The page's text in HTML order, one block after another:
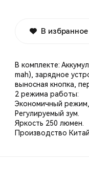
В избранное
В комплекте:
mah), зарядное
выносная кнопка,
2 режима работы:
Экономичный
Регулируемый зум.
Яркость 250 люмен.
Производство